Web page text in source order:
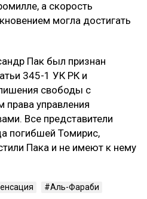
а скорость
могла достигать
Пак был признан
345-1 УК РК и
свободы с
управления
Все представители
погибшей Томирис,
Пака и не имеют к нему
Аль-Фараби